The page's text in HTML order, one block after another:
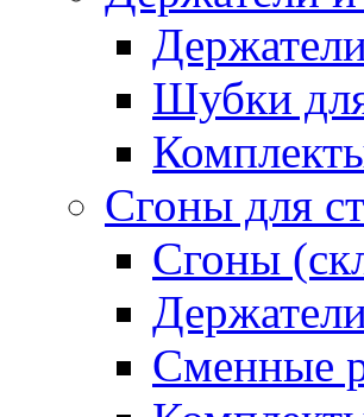
Шубки
Сгоны для
Сгоны
Сменные